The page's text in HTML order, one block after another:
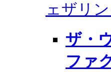
ェザリ
ザ・
ファ